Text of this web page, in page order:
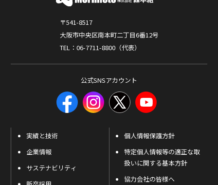
〒541-8517
大阪市中央区南本町二丁目6番12号
TEL：06-7711-8800（代表）
公式SNSアカウント
実績と技術
企業情報
サステナビリティ
個人情報保護方針
特定個人情報等の適正な取
扱いに関する基本方針
協力会社の皆様へ